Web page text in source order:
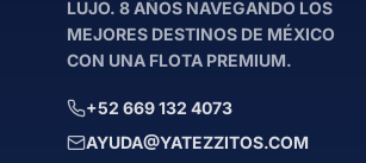
LUJO. 8 AÑOS NAVEGANDO LOS
MEJORES DESTINOS DE MÉXICO
CON UNA FLOTA PREMIUM.
+52 669 132 4073
AYUDA@YATEZZITOS.COM